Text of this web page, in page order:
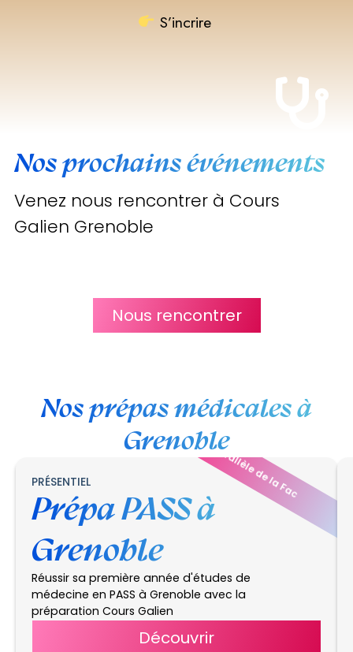
S’incrire
Nos prochains événements
Venez nous rencontrer à Cours
Galien Grenoble
Nous rencontrer
Nos prépas médicales à
Grenoble
PRÉSENTIEL
Prépa PASS à
Grenoble
Réussir sa première année d'études de
médecine en PASS à Grenoble avec la
préparation Cours Galien
Découvrir
en parallèle de la Fac